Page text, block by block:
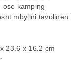
kamping
mbyllni tavolinën
23.6 x 16.2 cm